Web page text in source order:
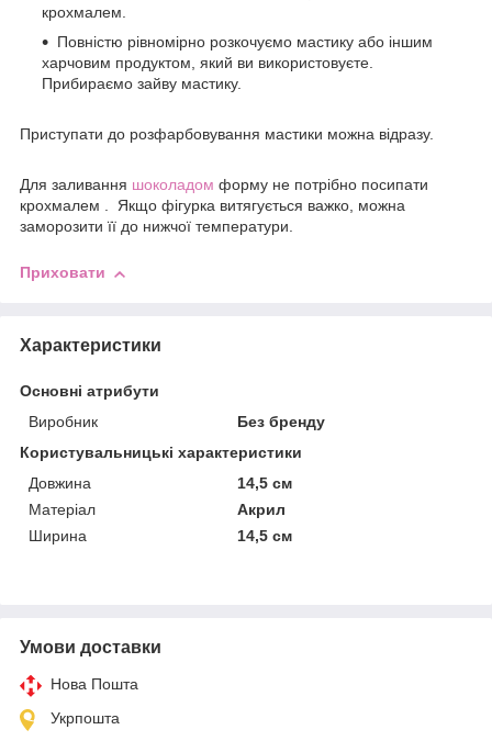
крохмалем.
Повністю рівномірно розкочуємо мастику або іншим
харчовим продуктом, який ви використовуєте.
Прибираємо зайву мастику.
Приступати до розфарбовування мастики можна відразу.
Для заливання шоколадом форму не потрібно посипати
крохмалем . Якщо фігурка витягується важко, можна
заморозити її до нижчої температури.
Приховати
Характеристики
Основні атрибути
Виробник
Без бренду
Користувальницькі характеристики
Довжина
14,5 см
Матеріал
Акрил
Ширина
14,5 см
Умови доставки
Нова Пошта
Укрпошта